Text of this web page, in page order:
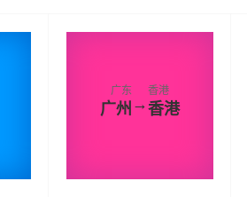
广东
广州 →
香港
香港